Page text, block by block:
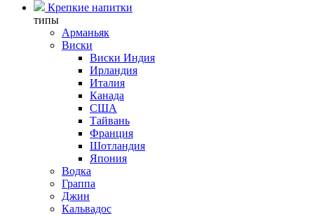
Крепкие напитки
типы
Арманьяк
Виски
Виски Индия
Ирландия
Италия
Канада
США
Тайвань
Франция
Шотландия
Япония
Водка
Граппа
Джин
Кальвадос